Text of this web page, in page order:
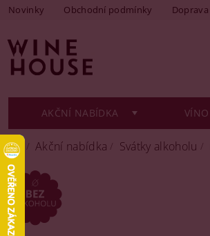
Novinky Obchodní podmínky Doprava
AKČNÍ NABÍDKA VÍNO
Akční nabídka Svátky alkoholu